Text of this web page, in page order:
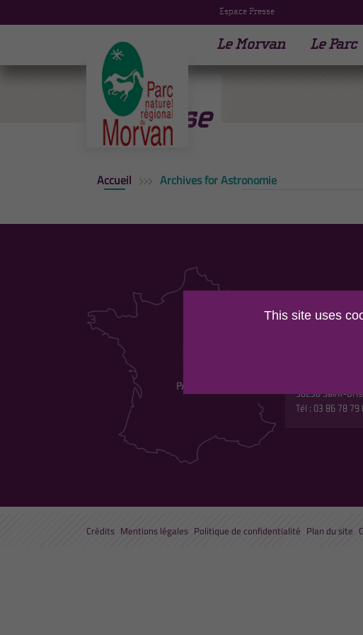
Espace Presse
Le Morvan Le Parc
Voir
l’éclipse
Accueil Archives for Astronomie
PARC
58230 Saint-
Tél : 03 86 78 79
Crédits Mentions légales Politique de confidentialité Plan du site
This site uses